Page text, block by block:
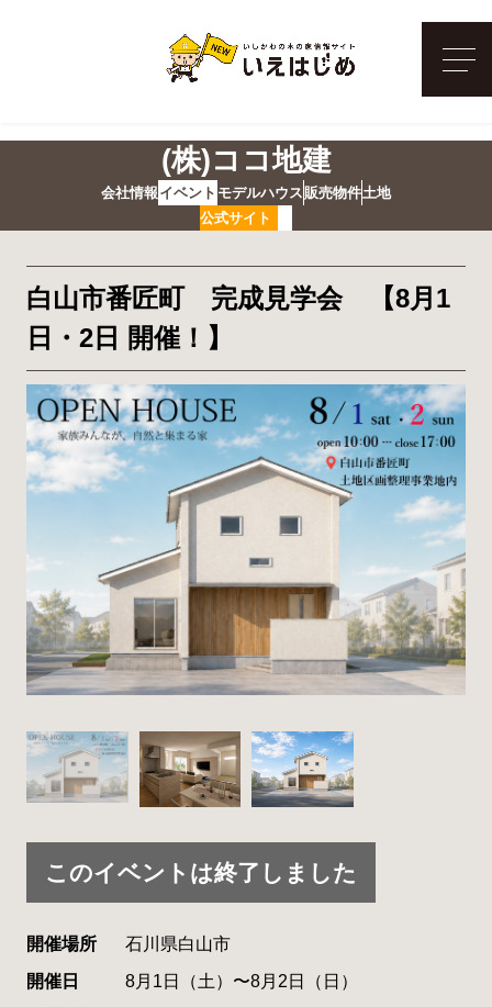
メ
(株)ココ地建
会社情報 イベント モデルハウス販売物件土地
公式サイト
白山市番匠町 完成見学会 【8月1
日・2日 開催！】
このイベントは終了しました
開催場所
石川県白山市
開催日
8月1日（土）〜8月2日（日）